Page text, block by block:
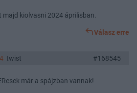
majd kiolvasni 2024 áprilisban.
Válasz erre
twist #168545
már a spájzban vannak!